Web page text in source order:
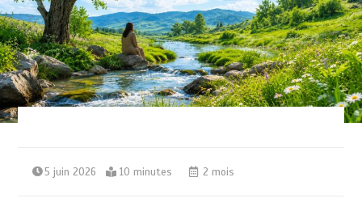
5 juin 2026 10 minutes 2 mois